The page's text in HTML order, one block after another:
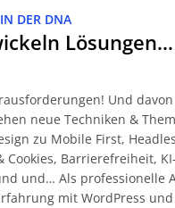
DER DNA
Lösungen…
Und
neue Techniken &
zu Mobile First,
Cookies, Barrierefreiheit,
und… Als professionelle
mit WordPress